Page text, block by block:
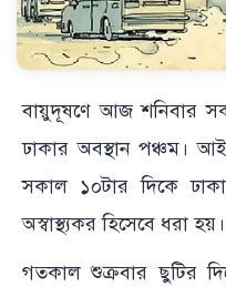
বায়ুদূষণে আজ শনিবার
ঢাকার অবস্থান পঞ্চম।
সকাল ১০টার দিকে
অস্বাস্থ্যকর হিসেবে ধরা হয়।
গতকাল শুক্রবার ছুটির